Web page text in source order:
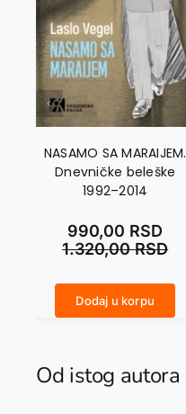
NASAMO SA MARAIJEM.
Dnevničke beleške
1992–2014
1.320,00RSD
990,00 RSD
Dodaj u korpu
Od istog autora